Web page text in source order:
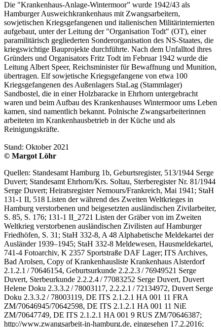
Die "Krankenhaus-Anlage-Wintermoor” wurde 1942/43 als
Hamburger Ausweichkrankenhaus mit Zwangsarbeitern,
sowjetischen Kriegsgefangenen und italienischen Militärinternierten
aufgebaut, unter der Leitung der "Organisation Todt" (OT), einer
paramilitärisch gegliederten Sonderorganisation des NS-Staates, die
kriegswichtige Bauprojekte durchführte. Nach dem Unfalltod ihres
Gründers und Organisators Fritz Todt im Februar 1942 wurde die
Leitung Albert Speer, Reichsminister für Bewaffnung und Munition,
übertragen. Elf sowjetische Kriegsgefangene von etwa 100
Kriegsgefangenen des Außenlagers StaLag (Stammlager)
Sandbostel, die in einer Holzbaracke in Ehrhorn untergebracht
waren und beim Aufbau des Krankenhauses Wintermoor ums Leben
kamen, sind namentlich bekannt. Polnische Zwangsarbeiterinnen
arbeiteten im Krankenhausbetrieb in der Küche und als
Reinigungskräfte.
Stand: Oktober 2021
© Margot Löhr
Quellen: Standesamt Hamburg 1b, Geburtsregister, 513/1944 Serge
Duvert; Standesamt Ehrhorn/Krs. Soltau, Sterberegister Nr. 81/1944
Serge Duvert; Heiratsregister Nemours/Frankreich, Mai 1941; StaH
131-1 II, 518 Listen der während des Zweiten Weltkrieges in
Hamburg verstorbenen und beigesetzten ausländischen Zivilarbeiter,
S. 85, S. 176; 131-1 II_2721 Listen der Gräber von im Zweiten
Weltkrieg verstorbenen ausländischen Zivilisten auf Hamburger
Friedhöfen, S. 31; StaH 332-8, A 48 Alphabetische Meldekartei der
Ausländer 1939–1945; StaH 332-8 Meldewesen, Hausmeldekartei,
741-4 Fotoarchiv, K 2357 Sportstraße DAF Lager; ITS Archives,
Bad Arolsen, Copy of Krankenhausliste Krankenhaus Alsterdorf
2.1.2.1 / 70646154, Geburtsurkunde 2.2.2.3 / 76949521 Serge
Duvert, Sterbeurkunde 2.2.2.4 / 77083252 Serge Duvert, Duvert
Helene Doku 2.3.3.2 / 78003117, 2.2.2.1 / 72134972, Duvert Serge
Doku 2.3.3.2 / 78003119, DE ITS 2.1.2.1 HA 001 11 FRA
ZM/70646945/70642598, DE ITS 2.1.2.1 HA 001 11 NiE
ZM/70647749, DE ITS 2.1.2.1 HA 001 9 RUS ZM/70646387;
http://www.zwangsarbeit-in-hamburg.de, eingesehen 17.2.2016;